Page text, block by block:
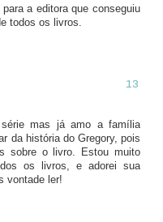
a editora que conseguiu
todos os livros.
mas já amo a família
da história do Gregory, pois
sobre o livro. Estou muito
os livros, e adorei sua
vontade ler!